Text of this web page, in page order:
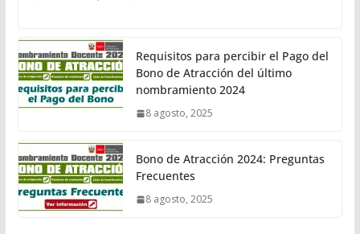
Requisitos para percibir el Pago del
Bono de Atracción del último
nombramiento 2024
8 agosto, 2025
Bono de Atracción 2024: Preguntas
Frecuentes
8 agosto, 2025